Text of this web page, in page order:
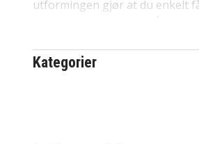
utformingen gjør at du enkelt
Specifications:
Brand:
Kategorier